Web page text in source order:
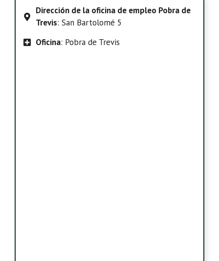
Dirección de la oficina de empleo Pobra de
Trevis: San Bartolomé 5
Oficina: Pobra de Trevis